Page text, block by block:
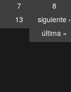
7
8
13
siguiente ›
última »